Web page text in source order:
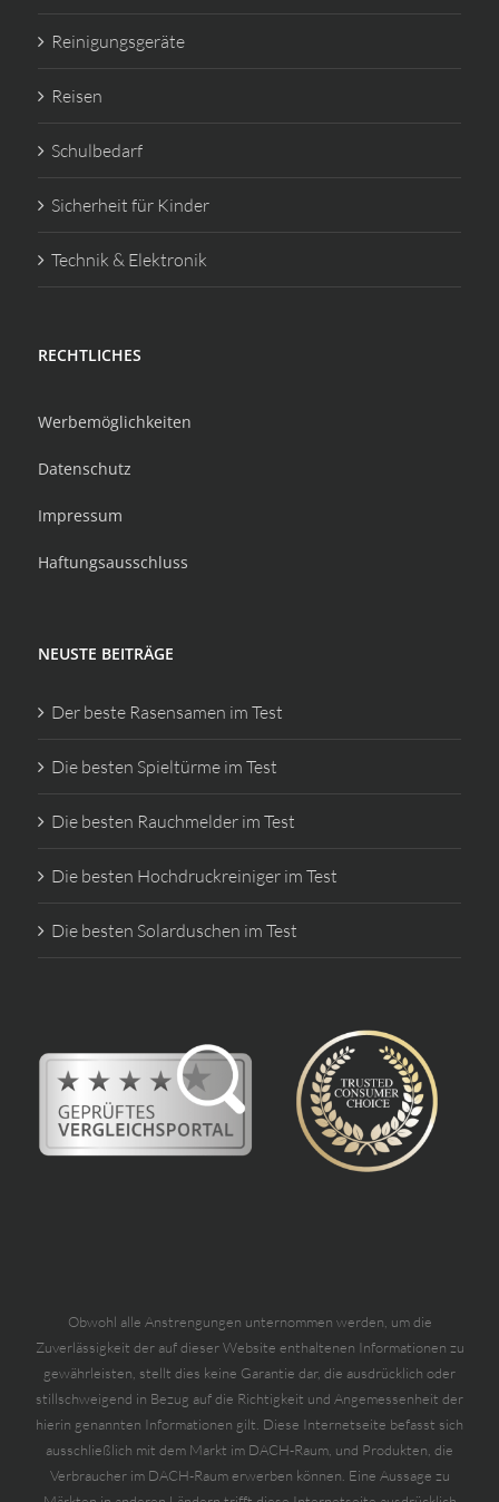
Reinigungsgeräte
Reisen
Schulbedarf
Sicherheit für Kinder
Technik & Elektronik
RECHTLICHES
Werbemöglichkeiten
Datenschutz
Impressum
Haftungsausschluss
NEUSTE BEITRÄGE
Der beste Rasensamen im Test
Die besten Spieltürme im Test
Die besten Rauchmelder im Test
Die besten Hochdruckreiniger im Test
Die besten Solarduschen im Test
Obwohl alle Anstrengungen unternommen werden, um die
Zuverlässigkeit der auf dieser Website enthaltenen Informationen zu
gewährleisten, stellt dies keine Garantie dar, die ausdrücklich oder
stillschweigend in Bezug auf die Richtigkeit und Angemessenheit der
hierin genannten Informationen gilt. Diese Internetseite befasst sich
ausschließlich mit dem Markt im DACH-Raum, und Produkten, die
Verbraucher im DACH-Raum erwerben können. Eine Aussage zu